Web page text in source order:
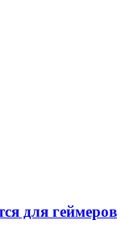
для геймеров